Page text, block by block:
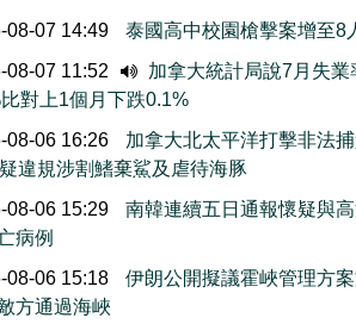
08-07 14:49
泰國高中校園槍擊案增至8
08-07 11:52
加拿大統計局說7月失業
對上1個月下跌0.1%
08-06 16:26
加拿大北太平洋打擊非法
違規涉割鰭棄鯊及虐待海豚
08-06 15:29
南韓連續五日通報懷疑與
病例
08-06 15:18
伊朗公開擬議霍峽管理方
方通過海峽